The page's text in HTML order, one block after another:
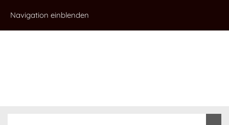
Navigation einblenden